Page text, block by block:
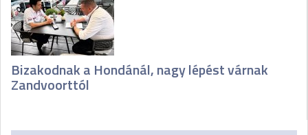
Bizakodnak a Hondánál, nagy lépést várnak
Zandvoorttól